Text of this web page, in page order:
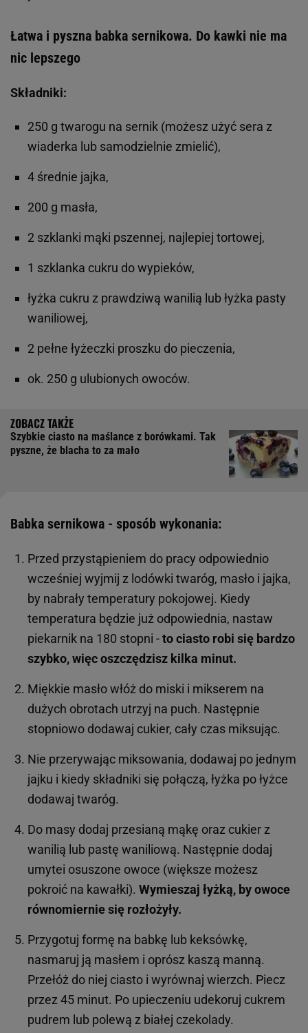
Łatwa i pyszna babka sernikowa. Do kawki nie ma
nic lepszego
Składniki:
250 g twarogu na sernik (możesz użyć sera z
wiaderka lub samodzielnie zmielić),
4 średnie jajka,
200 g masła,
2 szklanki mąki pszennej, najlepiej tortowej,
1 szklanka cukru do wypieków,
łyżka cukru z prawdziwą wanilią lub łyżka pasty
waniliowej,
2 pełne łyżeczki proszku do pieczenia,
ok. 250 g ulubionych owoców.
Szybkie ciasto na maślance z borówkami. Tak
pyszne, że blacha to za mało
Babka sernikowa - sposób wykonania:
Przed przystąpieniem do pracy odpowiednio
wcześniej wyjmij z lodówki twaróg, masło i jajka,
by nabrały temperatury pokojowej. Kiedy
temperatura będzie już odpowiednia, nastaw
piekarnik na 180 stopni -to ciasto robi się bardzo
szybko, więc oszczędzisz kilka minut.
Miękkie masło włóż do miski i mikserem na
dużych obrotach utrzyj na puch. Następnie
stopniowo dodawaj cukier, cały czas miksując.
Nie przerywając miksowania, dodawaj po jednym
jajku i kiedy składniki się połączą, łyżka po łyżce
dodawaj twaróg.
Do masy dodaj przesianą mąkę oraz cukier z
wanilią lub pastę waniliową. Następnie dodaj
umytei osuszone owoce (większe możesz
pokroić na kawałki). Wymieszaj łyżką, by owoce
równomiernie się rozłożyły.
Przygotuj formę na babkę lub keksówkę,
nasmaruj ją masłem i oprósz kaszą manną.
Przełóż do niej ciasto i wyrównaj wierzch. Piecz
przez 45 minut. Po upieczeniu udekoruj cukrem
pudrem lub polewą z białej czekolady.